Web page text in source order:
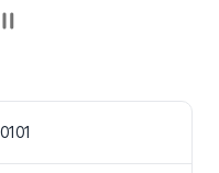
일시정지